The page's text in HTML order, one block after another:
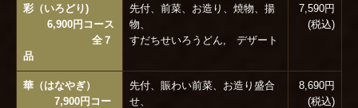
彩（いろどり)
6,900円コース
全７
品
先付、前菜、お造り、焼物、揚
物、
すだちせいろうどん, デザート
7,590円
(税込)
華（はなやぎ）
7,900円コー
先付、賑わい前菜、お造り盛合
せ、
8,690円
(税込)